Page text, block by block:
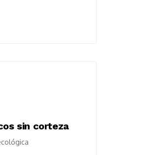
sin corteza